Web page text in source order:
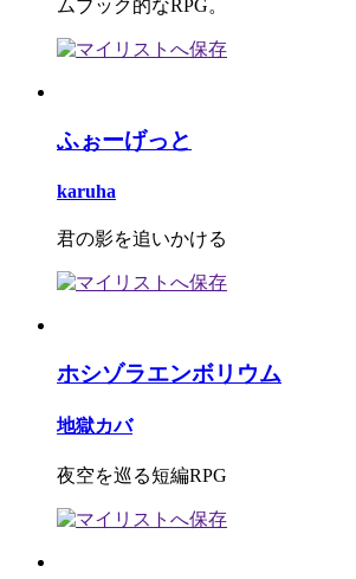
ムブック的なRPG。
ふぉーげっと
karuha
君の影を追いかける
ホシゾラエンボリウム
地獄カバ
夜空を巡る短編RPG